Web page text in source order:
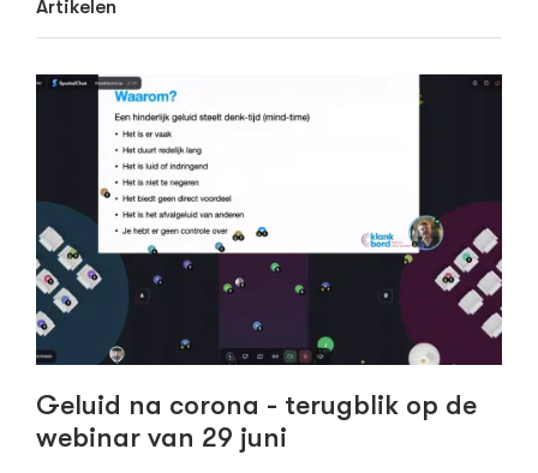
Artikelen
Geluid na corona - terugblik op de
webinar van 29 juni